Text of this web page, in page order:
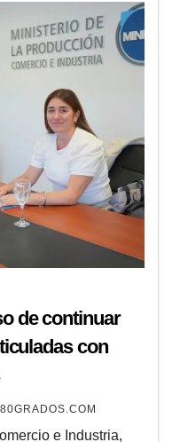
de continuar
con
e Industria,